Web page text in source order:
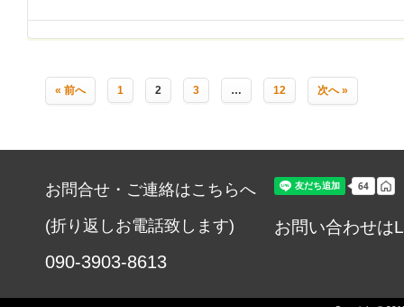
« 前へ 1 2 3 … 12 次へ »
お問合せ・ご連絡はこちらへ
(折り返しお電話致します)
090-3903-8613
お問い合わせは